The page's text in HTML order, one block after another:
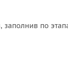
заполнив по